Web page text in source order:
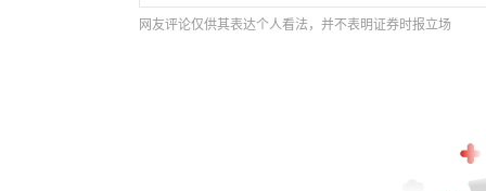
网友评论仅供其表达个人看法，并不表明证券时报立场